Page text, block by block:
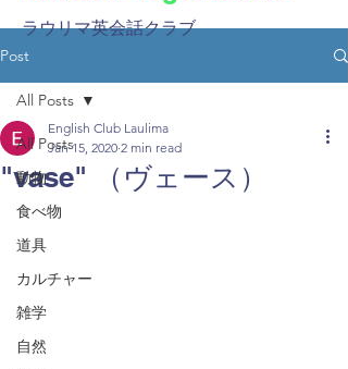
ラウリマ英会話クラブ​
Post
All Posts
動物
食べ物
道具
カルチャー
雑学
自然
All Posts
"vase" （ヴェース）
English Club Laulima
Jan 15, 2020 2 min read